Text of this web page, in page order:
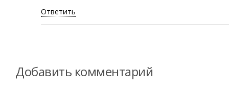
Ответить
Добавить комментарий